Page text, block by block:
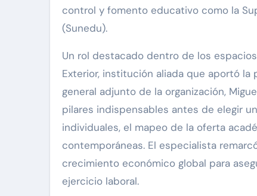
control y fomento educativo como la
(Sunedu).
Un rol destacado dentro de los
Exterior, institución aliada que aportó
general adjunto de la organización,
pilares indispensables antes de elegir
individuales, el mapeo de la oferta
contemporáneas. El especialista
crecimiento económico global para
ejercicio laboral.